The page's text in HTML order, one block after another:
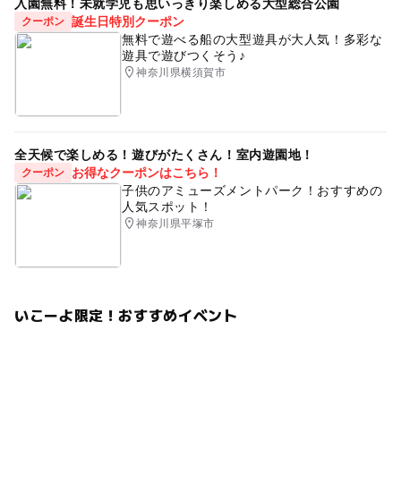
入園無料！未就学児も思いっきり楽しめる大型総合公園
クーポン 誕生日特別クーポン
無料で遊べる船の大型遊具が大人気！多彩な
遊具で遊びつくそう♪
神奈川県横須賀市
全天候で楽しめる！遊びがたくさん！室内遊園地！
クーポン
お得なクーポンはこちら！
子供のアミューズメントパーク！おすすめの
人気スポット！
神奈川県平塚市
いこーよ限定！おすすめイベント